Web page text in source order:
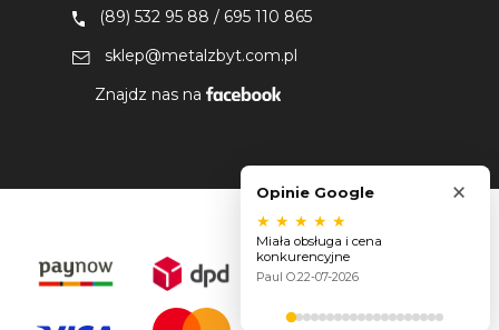
(89) 532 95 88 / 695 110 865
sklep@metalzbyt.com.pl
Znajdz nas na
Opinie Google ×
★ ★ ★ ★ ★
Miała obsługa i cena
konkurencyjne
Paul O.22-07-2026